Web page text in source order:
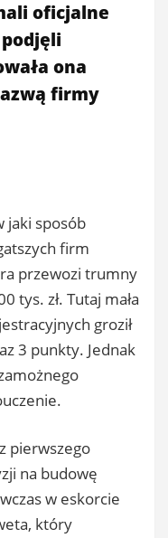
oficjalne
ona
firmy
jaki sposób
firm
przewozi trumny
tys. zł. Tutaj mała
groził
3 punkty. Jednak
pierwszego
na budowę
w eskorcie
który